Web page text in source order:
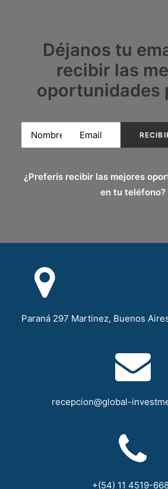
Déjanos tu
recibir las
oportunidades
¿Preferís recibir las mejores
en tu teléfono?
Paraná 297 Martinez, Buenos
recepcion@global-
+(54) 11 4519-